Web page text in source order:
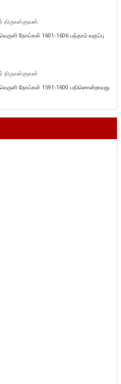
திருவள்ளுவன்
நோய்கள் 1601-1606 பத்தாம் வகுப்பு
திருவள்ளுவன்
நோய்கள் 1591-1600 பதினொன்றாவது